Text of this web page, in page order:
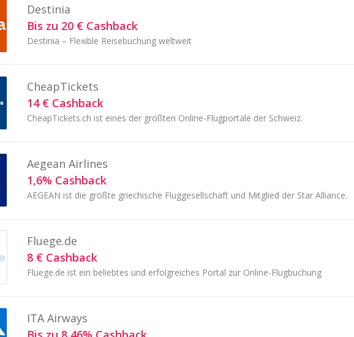
Destinia
Bis zu 20 € Cashback
Destinia – Flexible Reisebuchung weltweit
CheapTickets
14 € Cashback
CheapTickets.ch ist eines der größten Online-Flugportale der Schweiz.
Aegean Airlines
1,6% Cashback
AEGEAN ist die größte griechische Fluggesellschaft und Mitglied der Star Alliance.
Fluege.de
8 € Cashback
Fluege.de ist ein beliebtes und erfolgreiches Portal zur Online-Flugbuchung
ITA Airways